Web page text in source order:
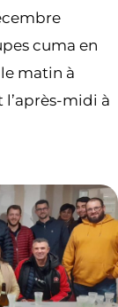
cuma en
matin à
l’après-midi à